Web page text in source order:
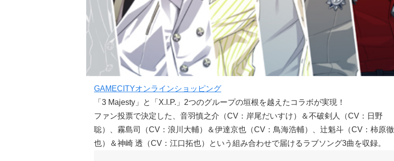
GAMECITYオンラインショッピング
「3 Majesty」と「X.I.P.」2つのグループの垣根を越えたコラボが実現！
ファン投票で決定した、音羽慎之介（CV：岸尾だいすけ）＆不破剣人（CV：日野
聡）、霧島司（CV：浪川大輔）＆伊達京也（CV：鳥海浩輔）、辻魁斗（CV：柿原徹
也）＆神崎 透（CV：江口拓也）という組み合わせで届けるラブソング3曲を収録。